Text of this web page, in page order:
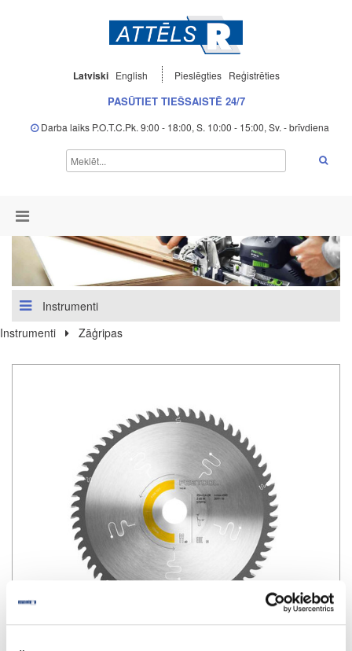
Latviski English Pieslēgties Reģistrēties
PASŪTIET TIEŠSAISTĒ 24/7
Darba laiks P.O.T.C.Pk. 9:00 - 18:00, S. 10:00 - 15:00, Sv. - brīvdiena
Instrumenti
Instrumenti
Zāģripas